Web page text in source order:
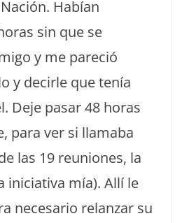
Habían
sin que se
y me pareció
y decirle que tenía
Deje pasar 48 horas
para ver si llamaba
las 19 reuniones, la
iniciativa mía). Allí le
necesario relanzar su